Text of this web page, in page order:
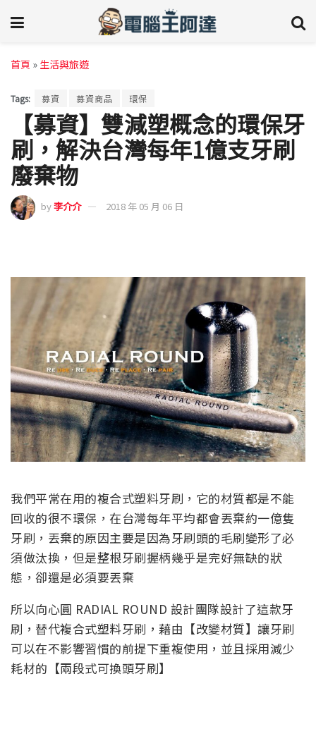
首頁 » 生活與旅遊
Tags: 募資 募資商品 環保
【募資】雙減塑概念的環保牙
刷，解決台灣每年1億支牙刷
廢棄物
by李介介 2018 年 05 月 06 日
我們平常在用的複合式塑料牙刷，它的材質都是不能
回收的很不環保，在台灣每年平均都會丟棄約一億隻
牙刷，丟棄的原因主要是因為牙刷頭的毛刷變形了必
須做汰換，但是整根牙刷握柄幾乎是完好無缺的狀
態，卻還是必須要丟棄
所以向心圓 RADIAL ROUND 設計團隊設計了這款牙
刷，替代複合式塑料牙刷，藉由【改變材質】讓牙刷
可以在不影響習慣的前提下重複使用，並且採用減少
耗材的【兩段式可換頭牙刷】